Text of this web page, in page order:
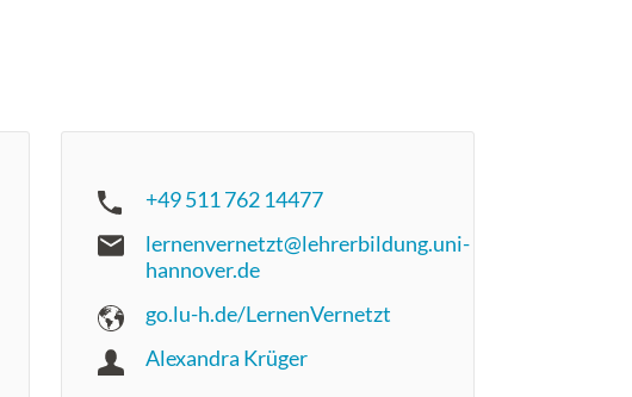
+49 511 762 14477
lernenvernetzt@lehrerbildung.uni-
hannover.de
go.lu-h.de/LernenVernetzt
Alexandra Krüger